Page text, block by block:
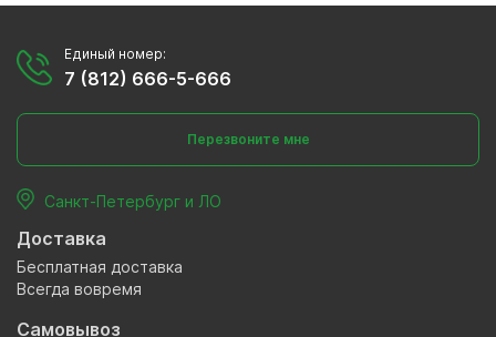
Единый номер:
7 (812) 666-5-666
Перезвоните мне
Санкт-Петербург и ЛО
Доставка
Бесплатная доставка
Всегда вовремя
Самовывоз